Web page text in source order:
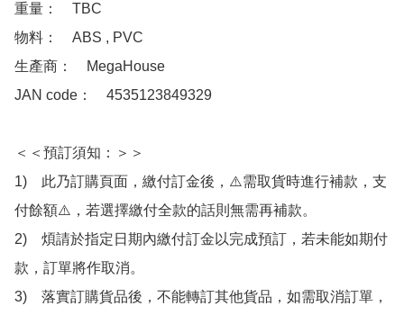
重量：　TBC
物料：　ABS , PVC
生產商：　MegaHouse
JAN code：　4535123849329
＜＜預訂須知：＞＞
1)　此乃訂購頁面，繳付訂金後，⚠️需取貨時進行補款，支
付餘額⚠️，若選擇繳付全款的話則無需再補款。
2)　煩請於指定日期內繳付訂金以完成預訂，若未能如期付
款，訂單將作取消。
3)　落實訂購貨品後，不能轉訂其他貨品，如需取消訂單，